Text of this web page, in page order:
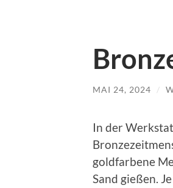
MAI 24, 2024 /
In der
goldfarbene
Sand gießen.